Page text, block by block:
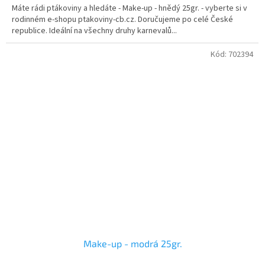
Máte rádi ptákoviny a hledáte - Make-up - hnědý 25gr. - vyberte si v
rodinném e-shopu ptakoviny-cb.cz. Doručujeme po celé České
republice. Ideální na všechny druhy karnevalů...
Make-up - modrá 25gr.
Kód: 702394